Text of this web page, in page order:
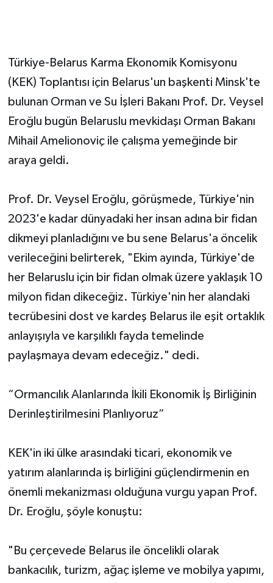
Türkiye-Belarus Karma Ekonomik Komisyonu
(KEK) Toplantısı için Belarus'un başkenti Minsk'te
bulunan Orman ve Su İşleri Bakanı Prof. Dr. Veysel
Eroğlu bugün Belaruslu mevkidaşı Orman Bakanı
Mihail Amelionoviç ile çalışma yemeğinde bir
araya geldi.
Prof. Dr. Veysel Eroğlu, görüşmede, Türkiye'nin
2023'e kadar dünyadaki her insan adına bir fidan
dikmeyi planladığını ve bu sene Belarus'a öncelik
verileceğini belirterek, "Ekim ayında, Türkiye'de
her Belaruslu için bir fidan olmak üzere yaklaşık 10
milyon fidan dikeceğiz. Türkiye'nin her alandaki
tecrübesini dost ve kardeş Belarus ile eşit ortaklık
anlayışıyla ve karşılıklı fayda temelinde
paylaşmaya devam edeceğiz." dedi.
“Ormancılık Alanlarında İkili Ekonomik İş Birliğinin
Derinleştirilmesini Planlıyoruz”
KEK'in iki ülke arasındaki ticari, ekonomik ve
yatırım alanlarında iş birliğini güçlendirmenin en
önemli mekanizması olduğuna vurgu yapan Prof.
Dr. Eroğlu, şöyle konuştu:
"Bu çerçevede Belarus ile öncelikli olarak
bankacılık, turizm, ağaç işleme ve mobilya yapımı,